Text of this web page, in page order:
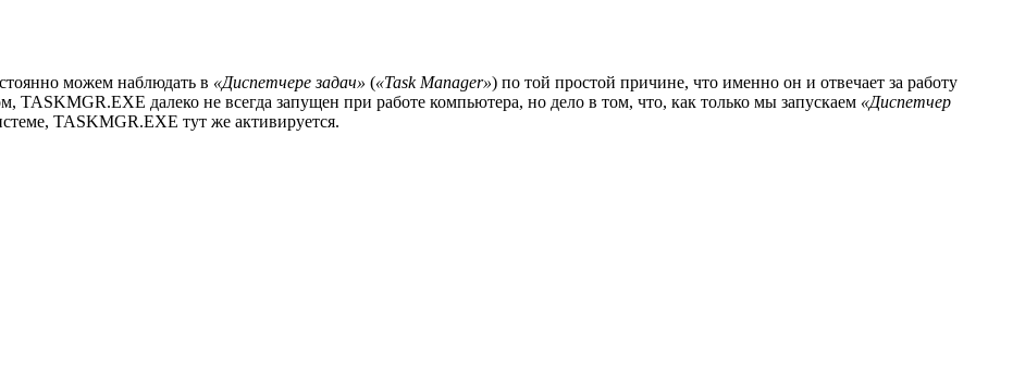
можем наблюдать в «Диспетчере задач» («Task Manager») по той простой причине, что именно он и отвечает за работу
TASKMGR.EXE далеко не всегда запущен при работе компьютера, но дело в том, что, как только мы запускаем «Диспетчер
TASKMGR.EXE тут же активируется.